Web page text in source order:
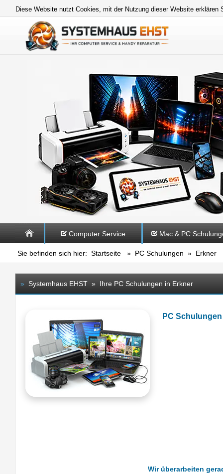
Diese Website nutzt Cookies, mit der Nutzung dieser Website
Computer Service Mac & PC
Sie befinden sich hier: Startseite » PC Schulungen » Erkner
» Systemhaus EHST » Ihre PC Schulungen in Erkner
PC
Wir überarbeiten